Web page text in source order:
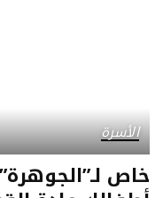
الأسرة
خاص